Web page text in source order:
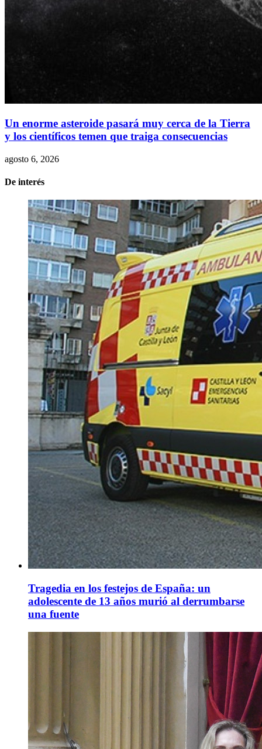
Un enorme asteroide pasará muy cerca de la Tierra
y los científicos temen que traiga consecuencias
agosto 6, 2026
De interés
Tragedia en los festejos de España: un
adolescente de 13 años murió al derrumbarse
una fuente